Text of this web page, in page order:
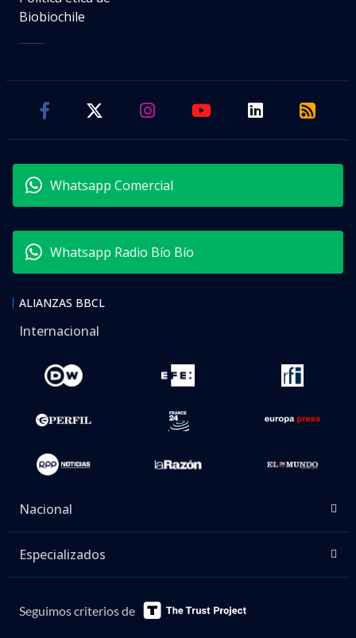
Biobiochile
Whatsapp Comercial
Whatsapp Radio Bío Bío
ALIANZAS BBCL
Internacional
Nacional
Especializados
Seguimos criterios de